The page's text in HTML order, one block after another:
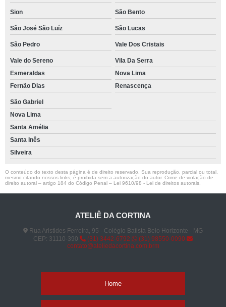
Sion São Bento
São José São Luíz São Lucas
São Pedro Vale Dos Cristais
Vale do Sereno
Vila Da Serra
Esmeraldas
Nova Lima
Fernão Dias
Renascença
São Gabriel
Nova Lima
Santa Amélia
Santa Inês
Silveira
O conteúdo do texto desta página é de direito reservado. Sua reprodução, parcial ou total,
mesmo citando nossos links, é proibida sem a autorização do autor. Crime de violação de
direito autoral – artigo 184 do Código Penal – Lei 9610/98 - Lei de direitos autorais
ATELIÊ DA CORTINA
Rua Aristides Ferreira, 95 - Colégio Batista Belo Horizonte - MG
CEP: 31110-390
(31) 3442-6792
(31) 98550-0090
contato@ateliedacortina.com.brm
Home